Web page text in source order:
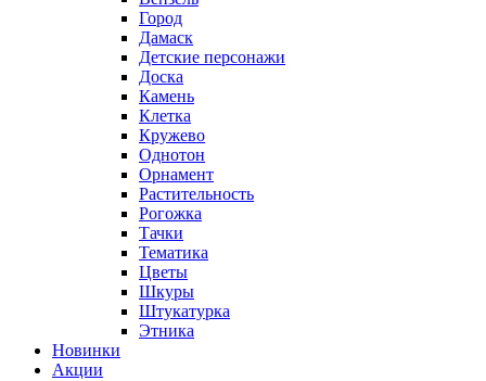
Город
Дамаск
Детские персонажи
Доска
Камень
Клетка
Кружево
Однотон
Орнамент
Растительность
Рогожка
Тачки
Тематика
Цветы
Шкуры
Штукатурка
Этника
Новинки
Акции